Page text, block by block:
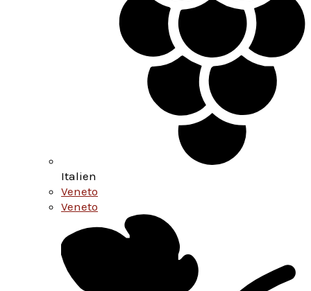
Italien
Veneto
Veneto